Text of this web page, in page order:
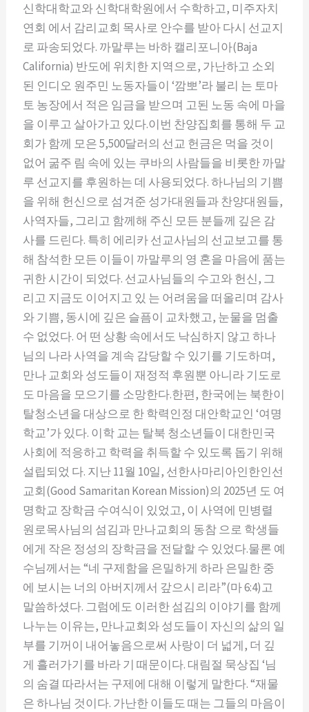
신학대학교와 신학대학원에서 수학하고, 미주자치
연회 에서 감리교회 목사로 안수를 받아 다시 선교지
로 파송되었다. 까말루는 바하 캘리포니아(Baja
California) 반도에 위치한 지역으로, 가난하고 소외
된 인디오 원주민 노동자들이 ‘깜뽀’라 불리 는 토마
토 농장에서 적은 임금을 받으며 고된 노동 속에 마을
을 이루고 살아가고 있다.이번 찬양집회를 통해 두 교
회가 함께 모은 5,500달러의 선교 헌금은 먹을 것이
없어 굶주 림 속에 있는 쿠바의 사람들을 비롯한 까말
루 선교지를 후원하는 데 사용되었다. 하나님의 기쁨
을 위해 헌신으로 섬겨준 성가대원들과 찬양대원들,
사역자들, 그리고 함께해 주신 모든 분들께 깊은 감
사를 드린다. 특히 에리카 선교사님의 선교보고를 통
해 참석한 모든 이들이 까말루의 영 혼을 마음에 품는
귀한 시간이 되었다. 선교사님들의 수고와 헌신, 그
리고 지금도 이어지고 있 는 어려움을 떠올리며 감사
와 기쁨, 동시에 깊은 슬픔이 교차했고, 눈물을 멈출
수 없었다. 어 떤 상황 속에서도 낙심하지 않고 하나
님의 나라 사역을 계속 감당할 수 있기를 기도하며,
만나 교회와 성도들이 재정적 후원뿐 아니라 기도로
도 마음을 모으기를 소망한다.한편, 한국에는 북한이
탈청소년을 대상으로 한 학력인정 대안학교인 ‘여명
학교’가 있다. 이학 교는 탈북 청소년들이 대한민국
사회에 적응하고 학력을 취득할 수 있도록 돕기 위해
설립되었 다. 지난 11월 10일, 선한사마리아인한인선
교회(Good Samaritan Korean Mission)의 2025년 도 여
명학교 장학금 수여식이 있었고, 이 사역에 민병렬
원로목사님의 섬김과 만나교회의 동참 으로 학생들
에게 작은 정성의 장학금을 전달할 수 있었다.물론 예
수님께서는 “네 구제함을 은밀하게 하라 은밀한 중
에 보시는 너의 아버지께서 갚으시 리라”(마 6:4)고
말씀하셨다. 그럼에도 이러한 섬김의 이야기를 함께
나누는 이유는, 만나교회와 성도들이 자신의 삶의 일
부를 기꺼이 내어놓음으로써 사랑이 더 넓게, 더 깊
게 흘러가기를 바라 기 때문이다. 대림절 묵상집 ‘님
의 숨결 따라서는 구제에 대해 이렇게 말한다. “재물
은 하나님 것이다. 가난한 이들도 때는 그들의 마음이